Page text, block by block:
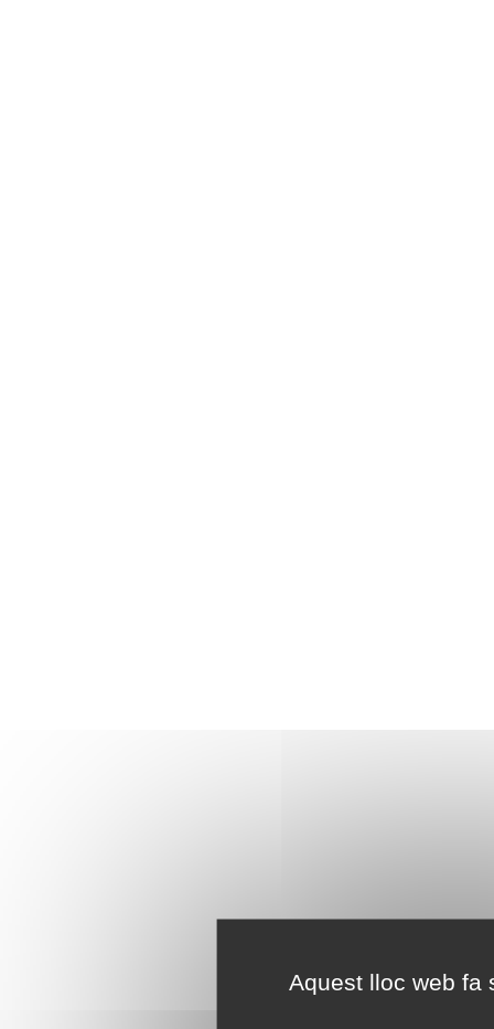
Aquest lloc web fa